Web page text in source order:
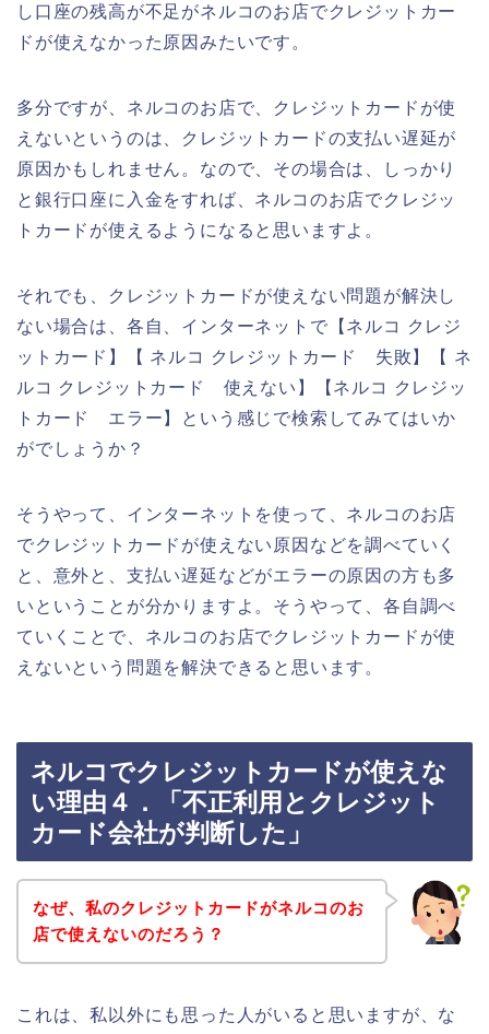
し口座の残高が不足がネルコのお店でクレジットカー
ドが使えなかった原因みたいです。
多分ですが、ネルコのお店で、クレジットカードが使
えないというのは、クレジットカードの支払い遅延が
原因かもしれません。なので、その場合は、しっかり
と銀行口座に入金をすれば、ネルコのお店でクレジッ
トカードが使えるようになると思いますよ。
それでも、クレジットカードが使えない問題が解決し
ない場合は、各自、インターネットで【ネルコ クレジ
ットカード】【 ネルコ クレジットカード 失敗】【 ネ
ルコ クレジットカード 使えない】【ネルコ クレジッ
トカード エラー】という感じで検索してみてはいか
がでしょうか？
そうやって、インターネットを使って、ネルコのお店
でクレジットカードが使えない原因などを調べていく
と、意外と、支払い遅延などがエラーの原因の方も多
いということが分かりますよ。そうやって、各自調べ
ていくことで、ネルコのお店でクレジットカードが使
えないという問題を解決できると思います。
ネルコでクレジットカードが使えな
い理由４．「不正利用とクレジット
カード会社が判断した」
なぜ、私のクレジットカードがネルコのお
店で使えないのだろう？
これは、私以外にも思った人がいると思いますが、な